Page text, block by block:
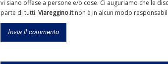
vi siano offese a persone e/o cose. Ci auguriamo che le
parte di tutti. Viareggino.itnon è in alcun modo